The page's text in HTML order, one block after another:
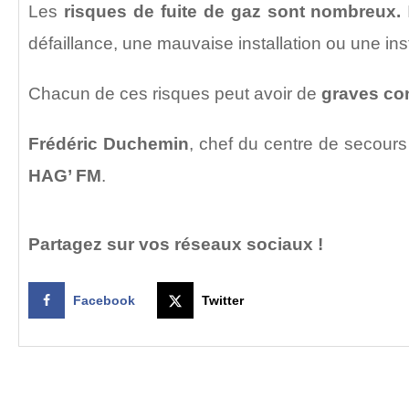
Les risques de fuite de gaz sont nombreux.
défaillance, une mauvaise installation ou une
Chacun de ces risques peut avoir de graves
Frédéric Duchemin, chef du centre de
HAG’ FM.
Partagez sur vos réseaux sociaux !
Facebook Twitter